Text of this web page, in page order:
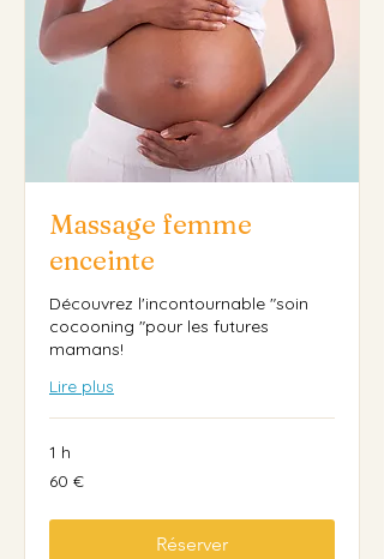
Massage femme
enceinte
Découvrez l'incontournable "soin
cocooning "pour les futures
mamans!
Lire plus
1 h
60
euros
60 €
Réserver